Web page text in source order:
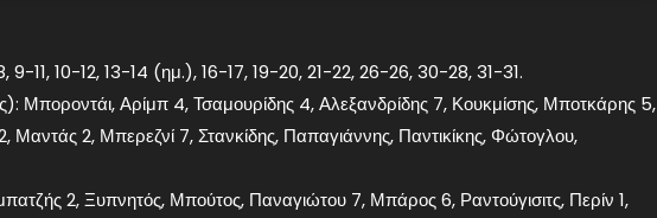
11, 10-12, 13-14 (ημ.), 16-17, 19-20, 21-22, 26-26, 30-28, 31-31.
Μποροντάι, Αρίμπ 4, Τσαμουρίδης 4, Αλεξανδρίδης 7, Κουκμίσης, Μποτκάρης 5,
Μαντάς 2, Μπερεζνί 7, Στανκίδης, Παπαγιάννης, Παντικίκης, Φώτογλου,
2, Ξυπνητός, Μπούτος, Παναγιώτου 7, Μπάρος 6, Ραντούγισιτς, Περίν 1,